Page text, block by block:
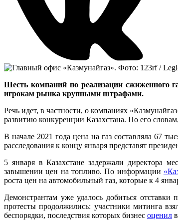
Шесть компаний по реализации сжиженного
игрокам рынка крупными штрафами.
Речь идет, в частности, о компаниях
развитию конкуренции Казахстана. По его
В начале 2021 года цена на газ составляла 67
расследования к концу января представят
5 января в Казахстане задержали директора
завышении цен на топливо. По информации
роста цен на автомобильный газ, которые к 4
Демонстрантам уже удалось добиться
протесты продолжились: участники митинга
беспорядки, последствия которых бизнес оценил